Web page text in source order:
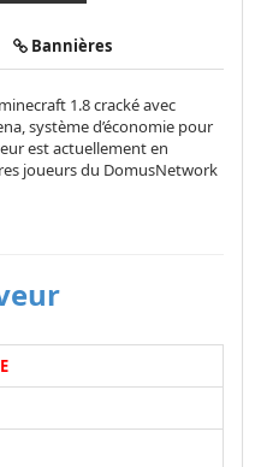
Bannières
1.8 cracké avec
système d’économie pour
est actuellement en
joueurs du DomusNetwork